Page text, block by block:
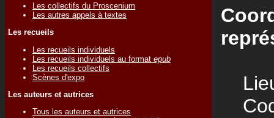
Les collectifs du Proscenium
Les autres appels à textes
Les recueils
Les recueils individuels
Les recueils individuels au format epub
Les recueils collectifs
Scènes d'expo
Les auteurs et autrices
Tous les auteurs et autrices